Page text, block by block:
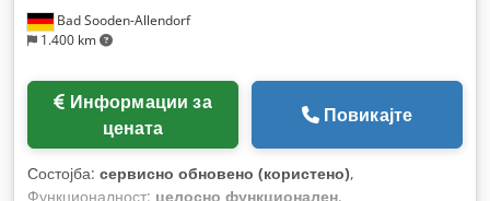
Bad Sooden-Allendorf
1.400 km
цената
Повикајте
Состојба: сервисно обновено (користено),
Функционалност: целосно функционален,